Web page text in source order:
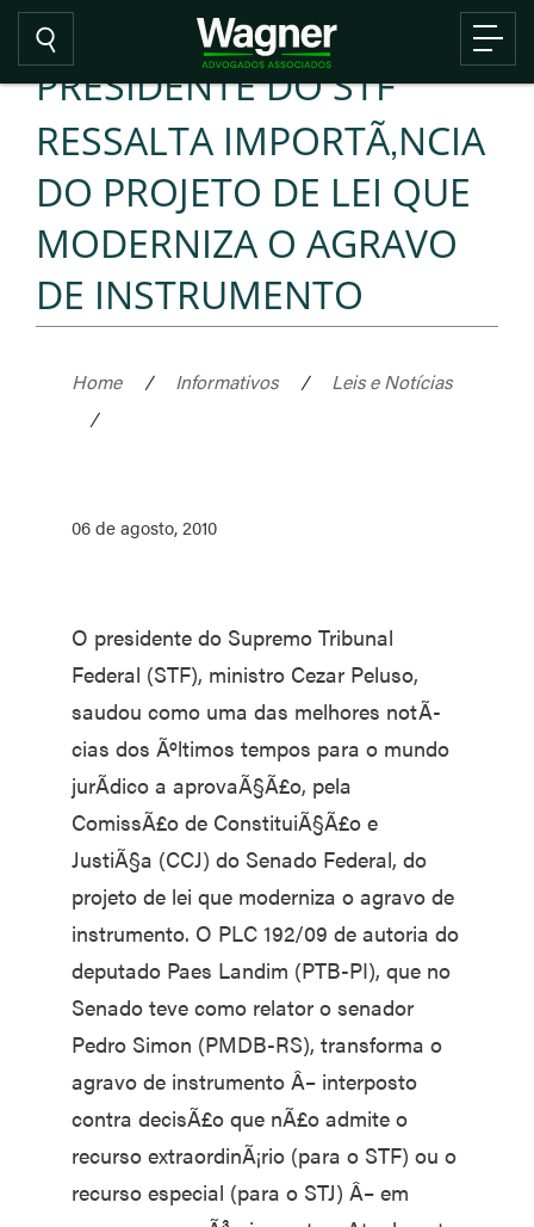
PRESIDENTE DO STF
RESSALTA IMPORTÃ‚NCIA
DO PROJETO DE LEI QUE
MODERNIZA O AGRAVO
DE INSTRUMENTO
Home / Informativos /
Leis e Notícias
/
06 de agosto, 2010
O presidente do Supremo Tribunal
Federal (STF), ministro Cezar Peluso,
saudou como uma das melhores notÃ­
cias dos Ãºltimos tempos para o mundo
jurÃ­dico a aprovaÃ§Ã£o, pela
ComissÃ£o de ConstituiÃ§Ã£o e
JustiÃ§a (CCJ) do Senado Federal, do
projeto de lei que moderniza o agravo de
instrumento. O PLC 192/09 de autoria do
deputado Paes Landim (PTB-PI), que no
Senado teve como relator o senador
Pedro Simon (PMDB-RS), transforma o
agravo de instrumento Â– interposto
contra decisÃ£o que nÃ£o admite o
recurso extraordinÃ¡rio (para o STF) ou o
recurso especial (para o STJ) Â– em